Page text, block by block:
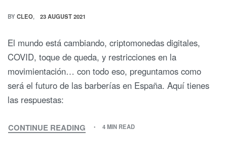
BY CLEO 23 AUGUST 2021
El mundo está cambiando, criptomonedas digitales,
COVID, toque de queda, y restricciones en la
movimientación… con todo eso, preguntamos como
será el futuro de las barberías en España. Aquí tienes
las respuestas:
CONTINUE READING
PARTE
4 MIN READ